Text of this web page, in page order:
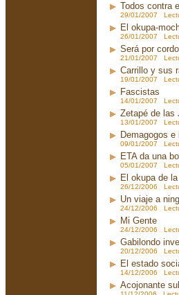
Todos contra
29/01/2007
El okupa-
26/01/2007
Será por
21/01/2007
Carrillo y sus
19/01/2007
Fascistas
14/01/2007
Zetapé de las
13/01/2007
Demagogos
09/01/2007
ETA da una
05/01/2007
El okupa de
26/12/2006
Un viaje a
24/12/2006
Mi Gente
24/12/2006
Gabilondo
20/12/2006
El estado
14/12/2006
Acojonante